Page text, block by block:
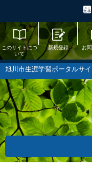
このサイトにつ
いて
新規登録 お
旭川市生涯学習ポータルサ